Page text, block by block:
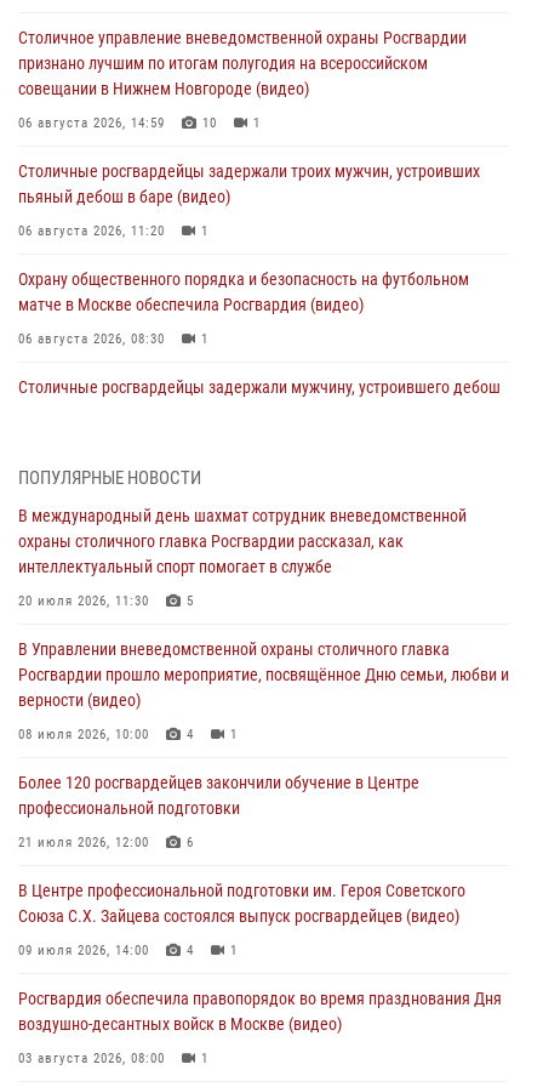
Столичное управление вневедомственной охраны Росгвардии
признано лучшим по итогам полугодия на всероссийском
совещании в Нижнем Новгороде (видео)
06 августа 2026, 14:59 10 1
Столичные росгвардейцы задержали троих мужчин, устроивших
пьяный дебош в баре (видео)
06 августа 2026, 11:20 1
Охрану общественного порядка и безопасность на футбольном
матче в Москве обеспечила Росгвардия (видео)
06 августа 2026, 08:30 1
Столичные росгвардейцы задержали мужчину, устроившего дебош
футбольного матча Кубка России (Видео)
05 августа 2026, 12:35
Делегация МВД Республики Беларусь ознакомилась с передовыми
04 августа 2026, 18:16
В столичном главке Росгвардии завершился чемпионат по самбо и
боевому самбо. (видео)
Офицер Росгвардии стал гостем прямого эфира на «Радио Москвы»
и рассказал о работе дежурных частей
ПОПУЛЯРНЫЕ НОВОСТИ
В международный день шахмат сотрудник вневедомственной
охраны столичного главка Росгвардии рассказал, как
интеллектуальный спорт помогает в службе
20 июля 2026, 11:30 5
В Управлении вневедомственной охраны столичного главка
Росгвардии прошло мероприятие, посвящённое Дню семьи, любви и
верности (видео)
08 июля 2026, 10:00 4 1
Более 120 росгвардейцев закончили обучение в Центре
профессиональной подготовки
21 июля 2026, 12:00 6
В Центре профессиональной подготовки им. Героя Советского
Союза С.Х. Зайцева состоялся выпуск росгвардейцев (видео)
09 июля 2026, 14:00 4 1
Росгвардия обеспечила правопорядок во время празднования Дня
воздушно-десантных войск в Москве (видео)
03 августа 2026, 08:00 1